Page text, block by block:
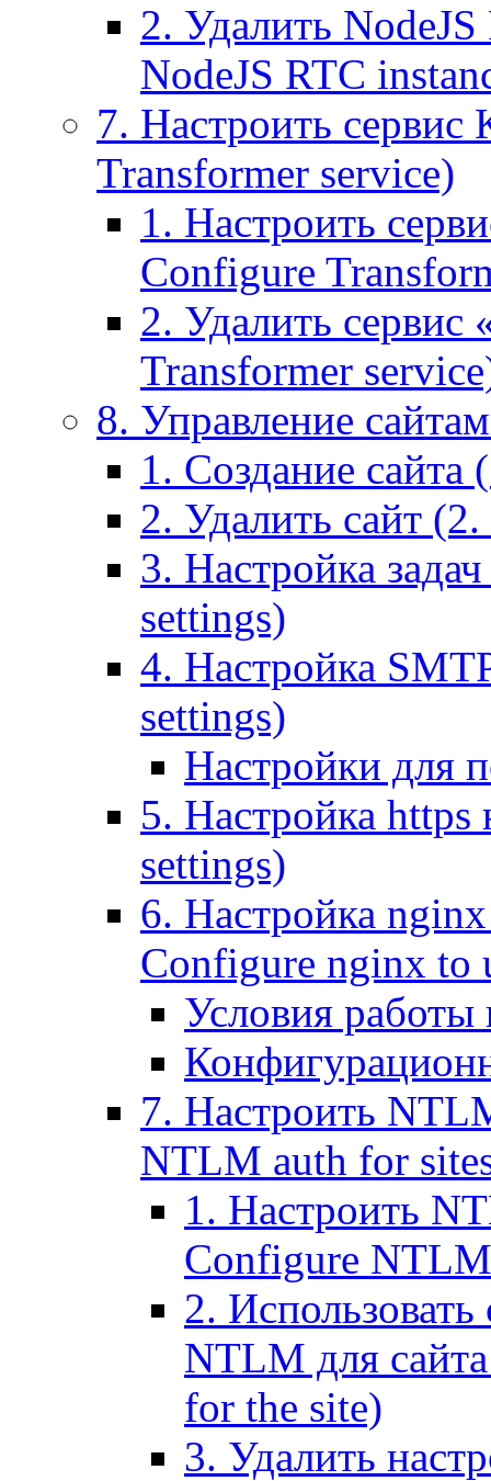
2. Удалить
NodeJS RTC
7. Настроить
Transformer service)
1. Настроить
Configure
2. Удалить сервис
Transformer
8. Управление
1. Создание сайта
2. Удалить сайт
3. Настройка
settings)
4. Настройка
settings)
Настройки для
5. Настройка https
settings)
6. Настройка
Configure nginx to
Условия работы
7. Настроить
NTLM auth for
1. Настроить
Configure
2.
NTLM для
for the site)
3. Удалить